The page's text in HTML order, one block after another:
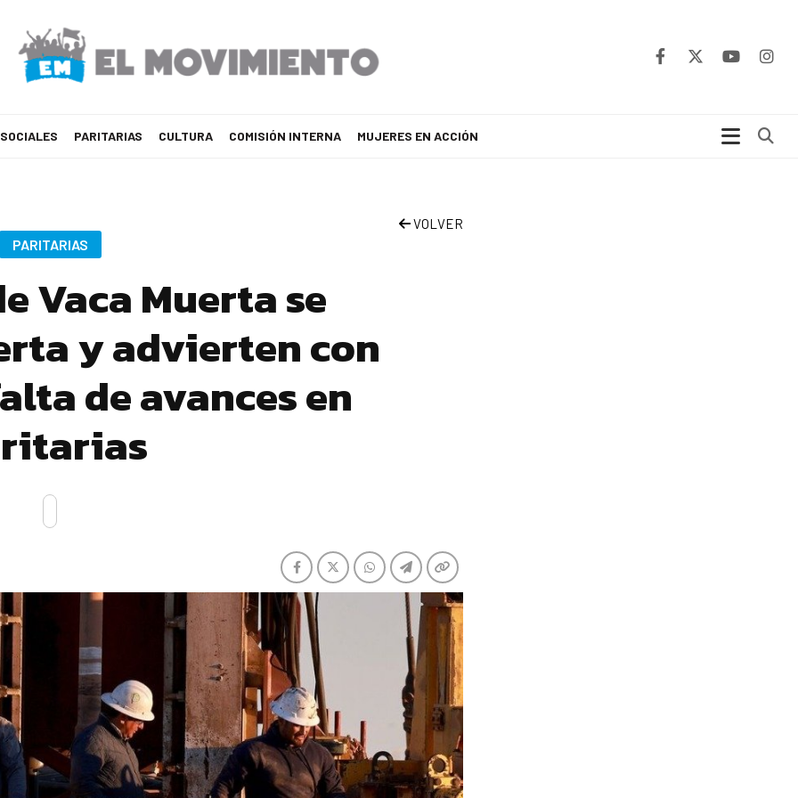
PARITARIAS CULTURA COMISIÓN INTERNA MUJERES EN ACCIÓN
VOLVER
PARITARIAS
Vaca Muerta se
y advierten con
de avances en